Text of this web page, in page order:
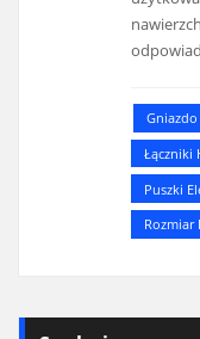
Łączniki
Puszki
Rozmiar